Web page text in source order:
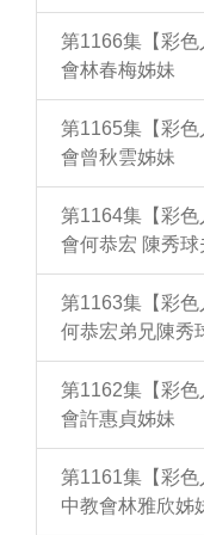
第1166集【彩
會林春梅姊妹
第1165集【彩
會曾秋雲姊妹
第1164集【彩
會何恭宏 陳秀球
第1163集【彩
何恭宏弟兄陳秀
第1162集【彩
會許惠貞姊妹
第1161集【彩色
中教會林雅欣姊